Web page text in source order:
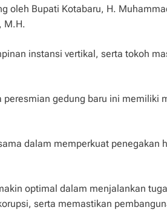
oleh Bupati Kotabaru, H.
M.H.
instansi vertikal, serta tokoh
gedung baru ini memiliki
dalam memperkuat penegakan
optimal dalam menjalankan
serta memastikan